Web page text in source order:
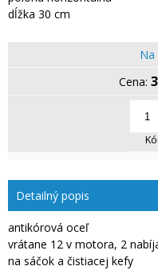
dĺžka 30 cm
Na
Detailný popis
antikórová oceľ
vrátane 12 v motora, 2
na sáčok a čistiacej kefy